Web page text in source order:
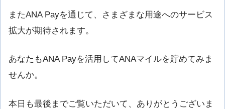
またANA Payを通じて、さまざまな用途へのサービス
拡大が期待されます。
あなたもANA Payを活用してANAマイルを貯めてみま
せんか。
本日も最後までご覧いただいて、ありがとうございま